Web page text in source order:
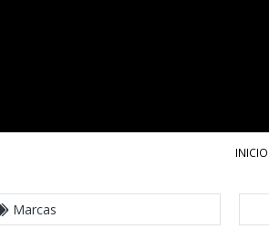
INICIO
Marcas